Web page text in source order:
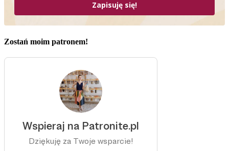
Zapisuję się!
Zostań moim patronem!